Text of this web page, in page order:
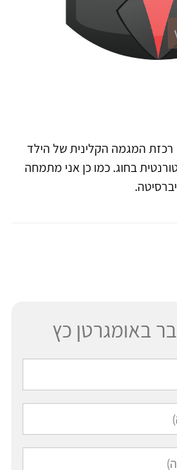
רכזת המגמה הקלינית של הילד
בחוג. כמו כן אני מתמחה
באומגרטן כץ